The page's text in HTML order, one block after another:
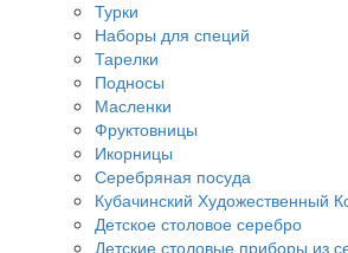
Турки
Наборы для специй
Тарелки
Подносы
Масленки
Фруктовницы
Икорницы
Серебряная посуда
Кубачинский Художественный
Детское столовое серебро
Детские столовые приборы из